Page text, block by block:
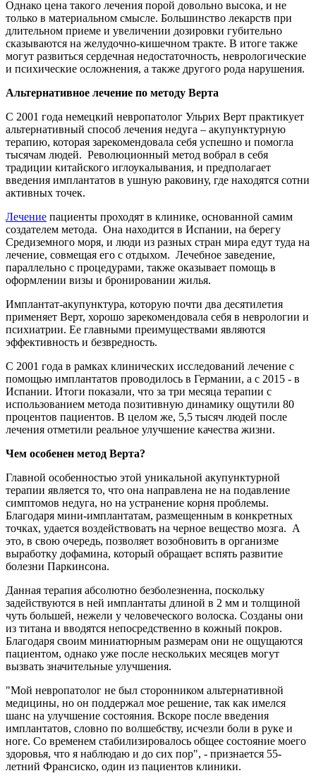
Однако цена такого лечения порой довольно высока, и не
только в материальном смысле. Большинство лекарств при
длительном приеме и увеличении дозировки губительно
сказываются на желудочно-кишечном тракте. В итоге также
могут развиться сердечная недостаточность, неврологические
и психические осложнения, а также другого рода нарушения.
Альтернативное лечение по методу Верта
С 2001 года немецкий невропатолог Ульрих Верт практикует
альтернативный способ лечения недуга – акупунктурную
терапию, которая зарекомендовала себя успешно и помогла
тысячам людей. Революционный метод вобрал в себя
традиции китайского иглоукалывания, и предполагает
введения имплантатов в ушную раковину, где находятся сотни
активных точек.
Лечение пациенты проходят в клинике, основанной самим
создателем метода. Она находится в Испании, на берегу
Средиземного моря, и люди из разных стран мира едут туда на
лечение, совмещая его с отдыхом. Лечебное заведение,
параллельно с процедурами, также оказывает помощь в
оформлении визы и бронировании жилья.
Имплантат-акупунктура, которую почти два десятилетия
применяет Верт, хорошо зарекомендовала себя в неврологии и
психиатрии. Ее главными преимуществами являются
эффективность и безвредность.
С 2001 года в рамках клинических исследований лечение с
помощью имплантатов проводилось в Германии, а с 2015 - в
Испании. Итоги показали, что за три месяца терапии с
использованием метода позитивную динамику ощутили 80
процентов пациентов. В целом же, 5,5 тысяч людей после
лечения отметили реальное улучшение качества жизни.
Чем особенен метод Верта?
Главной особенностью этой уникальной акупунктурной
терапии является то, что она направлена не на подавление
симптомов недуга, но на устранение корня проблемы.
Благодаря мини-имплантатам, размещенным в конкретных
точках, удается воздействовать на черное вещество мозга. А
это, в свою очередь, позволяет возобновить в организме
выработку дофамина, который обращает вспять развитие
болезни Паркинсона.
Данная терапия абсолютно безболезненна, поскольку
задействуются в ней имплантаты длиной в 2 мм и толщиной
чуть большей, нежели у человеческого волоска. Созданы они
из титана и вводятся непосредственно в кожный покров.
Благодаря своим миниатюрным размерам они не ощущаются
пациентом, однако уже после нескольких месяцев могут
вызвать значительные улучшения.
"Мой невропатолог не был сторонником альтернативной
медицины, но он поддержал мое решение, так как имелся
шанс на улучшение состояния. Вскоре после введения
имплантатов, словно по волшебству, исчезли боли в руке и
ноге. Со временем стабилизировалось общее состояние моего
здоровья, что я наблюдаю и до сих пор", - признается 55-
летний Франсиско, один из пациентов клиники.